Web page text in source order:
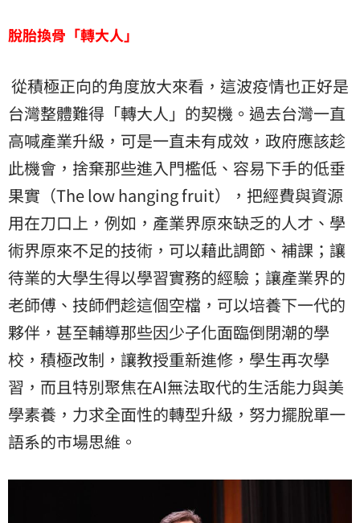
脫胎換骨「轉大人」
從積極正向的角度放大來看，這波疫情也正好是
台灣整體難得「轉大人」的契機。過去台灣一直
高喊產業升級，可是一直未有成效，政府應該趁
此機會，捨棄那些進入門檻低、容易下手的低垂
果實（The low hanging fruit），把經費與資源
用在刀口上，例如，產業界原來缺乏的人才、學
術界原來不足的技術，可以藉此調節、補課；讓
待業的大學生得以學習實務的經驗；讓產業界的
老師傅、技師們趁這個空檔，可以培養下一代的
夥伴，甚至輔導那些因少子化面臨倒閉潮的學
校，積極改制，讓教授重新進修，學生再次學
習，而且特別聚焦在AI無法取代的生活能力與美
學素養，力求全面性的轉型升級，努力擺脫單一
語系的市場思維。